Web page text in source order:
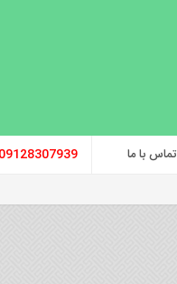
تماس با ما 09128307939